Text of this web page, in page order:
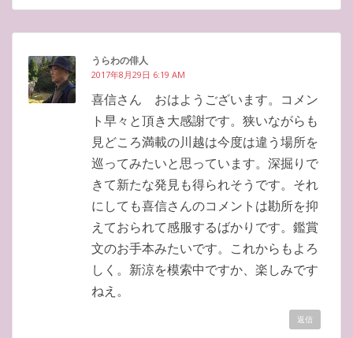
うらわの俳人
2017年8月29日 6:19 AM
喜信さん おはようございます。コメン
ト早々と頂き大感謝です。狭いながらも
見どころ満載の川越は今度は違う場所を
巡ってみたいと思っています。深掘りで
きて新たな発見も得られそうです。それ
にしても喜信さんのコメントは勘所を抑
えておられて感服するばかりです。鑑賞
文のお手本みたいです。これからもよろ
しく。新涼を模索中ですか、楽しみです
ねえ。
返信